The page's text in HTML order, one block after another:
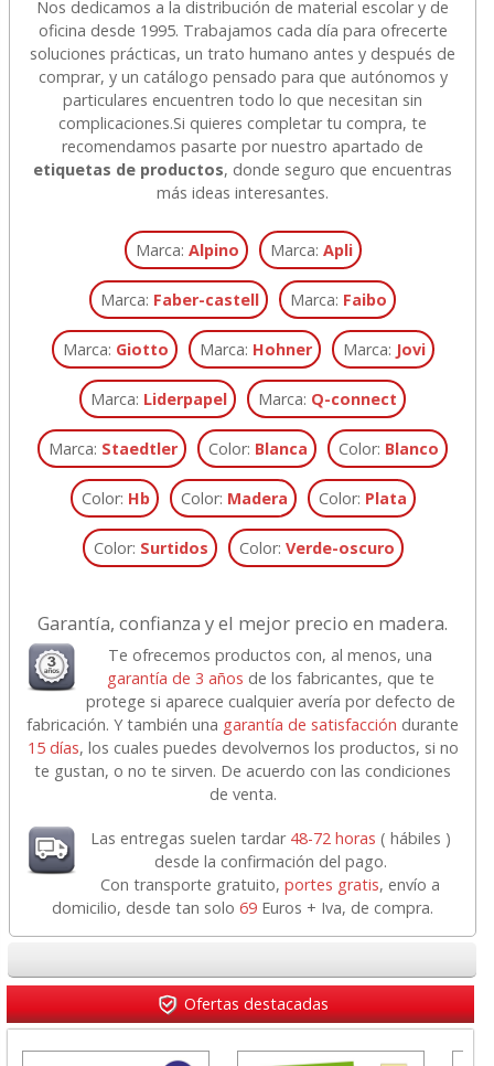
Nos dedicamos a la distribución de material escolar y de
oficina desde 1995. Trabajamos cada día para ofrecerte
soluciones prácticas, un trato humano antes y después de
comprar, y un catálogo pensado para que autónomos y
particulares encuentren todo lo que necesitan sin
complicaciones.Si quieres completar tu compra, te
recomendamos pasarte por nuestro apartado de
etiquetas de productos, donde seguro que encuentras
más ideas interesantes.
Marca: Alpino Marca: Apli
Marca: Faber-castell Marca: Faibo
Marca: Giotto Marca: Hohner Marca: Jovi
Marca: Liderpapel Marca: Q-connect
Marca: Staedtler Color: Blanca Color: Blanco
Color: Hb Color: Madera Color: Plata
Color: Surtidos Color: Verde-oscuro
Garantía, confianza y el mejor precio en madera.
Te ofrecemos productos con, al menos, una
garantía de 3 años de los fabricantes, que te
protege si aparece cualquier avería por defecto de
fabricación. Y también una garantía de satisfacción durante
15 días, los cuales puedes devolvernos los productos, si no
te gustan, o no te sirven. De acuerdo con las condiciones
de venta.
Las entregas suelen tardar 48-72 horas ( hábiles )
desde la confirmación del pago.
Con transporte gratuito,portes gratis, envío a
domicilio, desde tan solo69 Euros + Iva, de compra.
Ofertas destacadas